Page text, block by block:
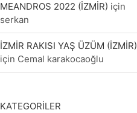
MEANDROS 2022 (İZMİR) için
serkan
İZMİR RAKISI YAŞ ÜZÜM (İZMİR)
için Cemal karakocaoğlu
KATEGORİLER